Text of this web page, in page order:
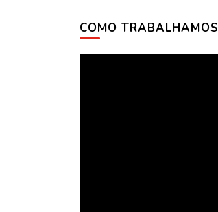
COMO TRABALHAMOS